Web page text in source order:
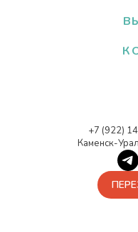
+7 (922)
Каменск-